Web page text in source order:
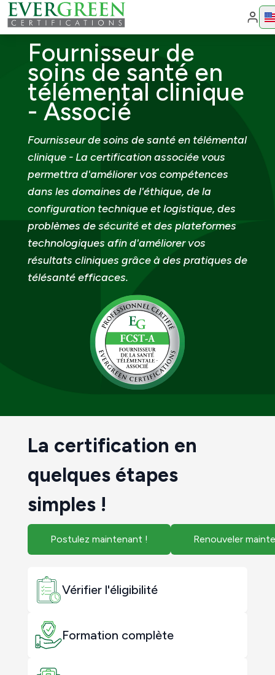
Fournisseur de
soins de santé en
télémental clinique
- Associé
Fournisseur de soins de santé en télémental
clinique - La certification associée vous
permettra d'améliorer vos compétences
dans les domaines de l'éthique, de la
configuration technique et logistique, des
problèmes de sécurité et des plateformes
technologiques afin d'améliorer vos
résultats cliniques grâce à des pratiques de
télésanté efficaces.
La certification en
quelques étapes
simples !
Postulez maintenant ! Renouveler
Vérifier l'éligibilité
Formation complète